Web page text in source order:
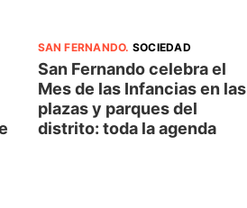
SAN FERNANDO. SOCIEDAD
San Fernando celebra el
Mes de las Infancias en las
plazas y parques del
distrito: toda la agenda